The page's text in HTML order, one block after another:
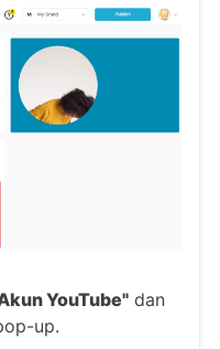
YouTube" dan
up.